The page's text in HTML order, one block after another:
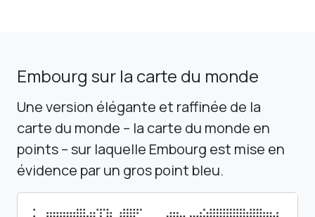
Embourg sur la carte du monde
Une version élégante et raffinée de la
carte du monde – la carte du monde en
points – sur laquelle Embourg est mise en
évidence par un gros point bleu.